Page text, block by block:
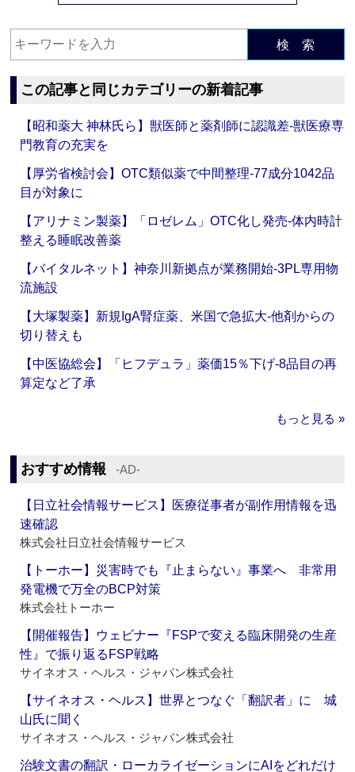
検 索
この記事と同じカテゴリーの新着記事
【昭和薬大 神林氏ら】獣医師と薬剤師に認識差‐獣医療専
門教育の充実を
【厚労省検討会】OTC類似薬で中間整理‐77成分1042品
目が対象に
【アリナミン製薬】「ロゼレム」OTC化し発売‐体内時計
整える睡眠改善薬
【バイタルネット】神奈川新拠点が業務開始‐3PL専用物
流施設
【大塚製薬】新規IgA腎症薬、米国で急拡大‐他剤からの
切り替えも
【中医協総会】「ヒフデュラ」薬価15％下げ‐8品目の再
算定など了承
もっと見る »
おすすめ情報 ‐AD‐
【日立社会情報サービス】医療従事者が副作用情報を迅
速確認
株式会社日立社会情報サービス
【トーホー】災害時でも『止まらない』事業へ 非常用
発電機で万全のBCP対策
株式会社トーホー
【開催報告】ウェビナー『FSPで変える臨床開発の生産
性』で振り返るFSP戦略
サイネオス・ヘルス・ジャパン株式会社
【サイネオス・ヘルス】世界とつなぐ「翻訳者」に 城
山氏に聞く
サイネオス・ヘルス・ジャパン株式会社
治験文書の翻訳・ローカライゼーションにAIをどれだけ